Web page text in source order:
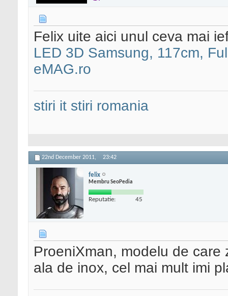
Felix uite aici unul ceva mai
LED 3D Samsung, 117cm,
eMAG.ro
stiri it stiri romania
22nd December 2011, 23:42
felix
Membru SeoPedia
Reputatie: 45
ProeniXman, modelu de
ala de inox, cel mai mult imi